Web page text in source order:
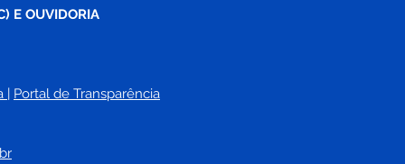
E OUVIDORIA
| Portal de Transparência